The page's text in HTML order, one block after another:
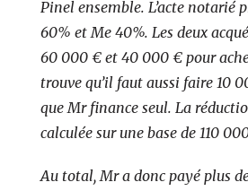
Pinel ensemble. L’acte notarié
60% et Me 40%. Les deux
60 000 € et 40 000 € pour
trouve qu’il faut aussi faire 10
que Mr finance seul. La
calculée sur une base de 110
Au total, Mr a donc payé plus